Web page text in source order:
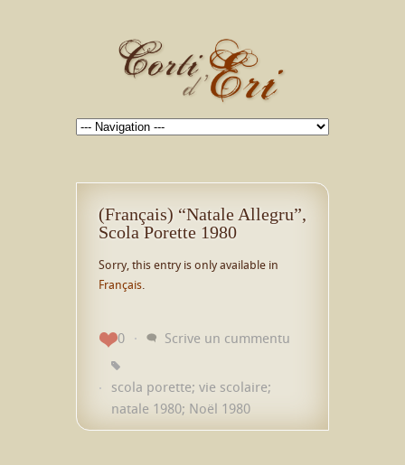
(Français) “Natale Allegru”,
Scola Porette 1980
Sorry, this entry is only available in
Français
0 Scrive un cummentu
scola porette; vie scolaire;
natale 1980; Noël 1980